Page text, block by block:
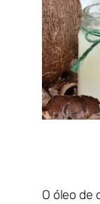
O óleo de